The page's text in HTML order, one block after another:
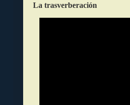
La trasverberación